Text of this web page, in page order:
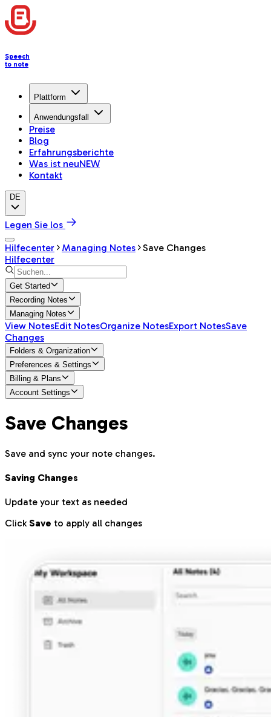
Speech
to note
Plattform
Anwendungsfall
Preise
Blog
Erfahrungsberichte
Was ist neuNEW
Kontakt
DE
Legen Sie los
Hilfecenter
Managing Notes
Save Changes
Hilfecenter
Get Started
Recording Notes
Managing Notes
View NotesEdit NotesOrganize NotesExport NotesSave
Changes
Folders & Organization
Preferences & Settings
Billing & Plans
Account Settings
Save Changes
Save and sync your note changes.
Saving Changes
Update your text as needed
ClickSave to apply all changes